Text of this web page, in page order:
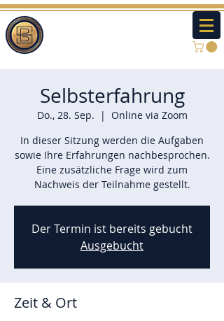
Selbsterfahrung
Do., 28. Sep.
  |
Online via Zoom
In dieser Sitzung werden die Aufgaben
sowie Ihre Erfahrungen nachbesprochen.
Eine zusätzliche Frage wird zum
Nachweis der Teilnahme gestellt.
Der Termin ist bereits gebucht
Ausgebucht
Zeit & Ort